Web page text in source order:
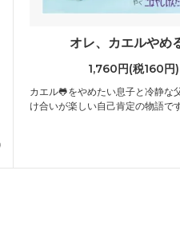
オレ、カエルやめ
1,760円(税160円)
カエル🐸をやめたい息子と冷静な
け合いが楽しい自己肯定の物語で